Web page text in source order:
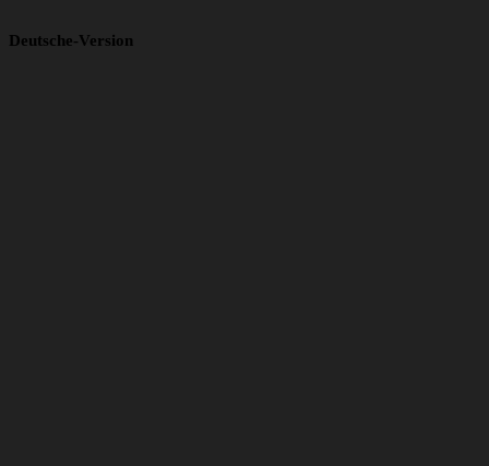
Deutsche-Version